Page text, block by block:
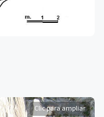
Clic para ampliar